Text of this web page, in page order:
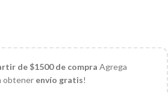
de $1500 de compra Agrega
obtener envío gratis!